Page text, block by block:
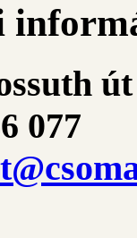
077